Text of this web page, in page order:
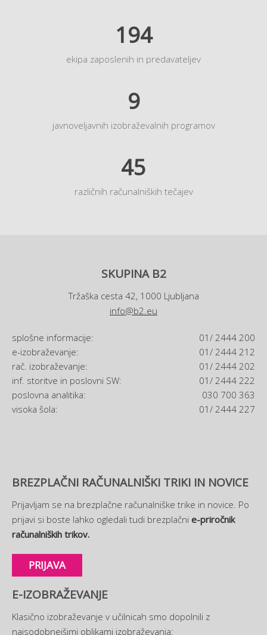
194
ekipa zaposlenih in predavateljev
9
javnoveljavnih izobraževalnih programov
45
različnih računalniških tečajev
SKUPINA B2
Tržaška cesta 42, 1000 Ljubljana
info@b2.eu
splošne informacije:
01/ 2444 200
e-izobraževanje:
01/ 2444 212
rač. izobraževanje:
01/ 2444 202
inf. storitve in poslovni SW:
01/ 2444 222
poslovna analitika:
030 700 363
visoka šola:
01/ 2444 227
BREZPLAČNI RAČUNALNIŠKI TRIKI IN NOVICE
Prijavljam se na brezplačne računalniške trike in novice. Po
prijavi si boste lahko ogledali tudi brezplačni e-priročnik
računalniških trikov.
PRIJAVA
E-IZOBRAŽEVANJE
Klasično izobraževanje v učilnicah smo dopolnili z
najsodobnejšimi oblikami izobraževanja: